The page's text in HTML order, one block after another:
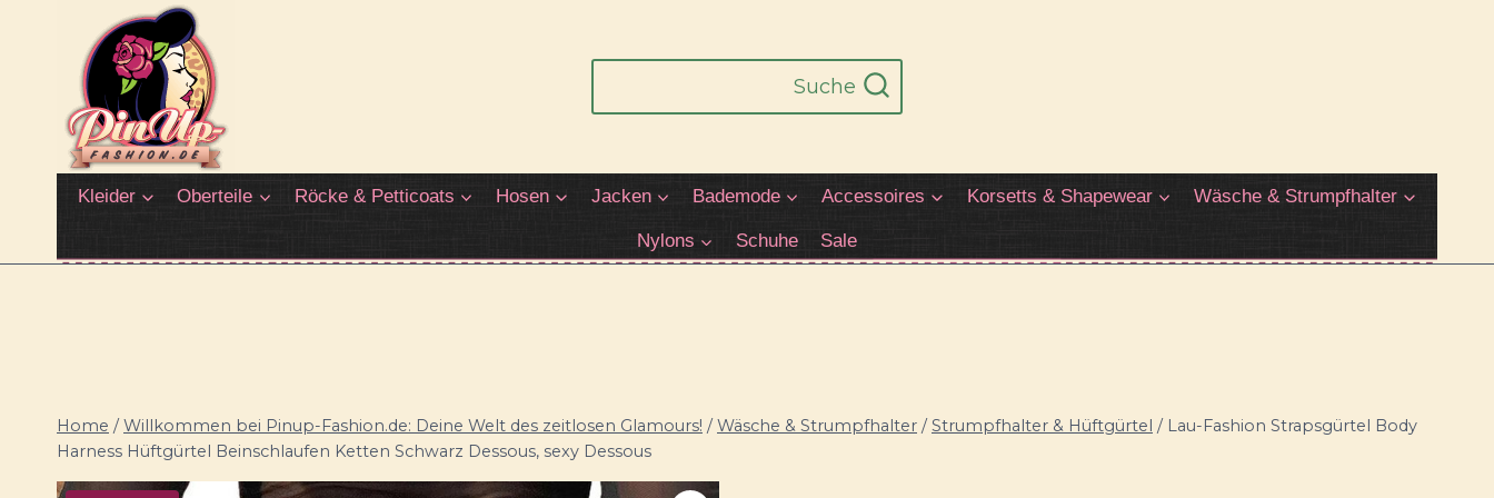
springen
Suche
Kleider Oberteile Röcke & Petticoats Hosen Jacken Bademode Accessoires Korsetts & Shapewear Wäsche & Strumpfhalter
Nylons Schuhe Sale
Home / Willkommen bei Pinup-Fashion.de: Deine Welt des zeitlosen Glamours! / Wäsche & Strumpfhalter / Strumpfhalter & Hüftgürtel / Lau-Fashion Strapsgürtel Body
Harness Hüftgürtel Beinschlaufen Ketten Schwarz Dessous, sexy Dessous